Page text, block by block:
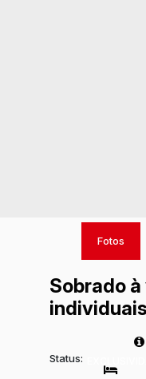
Fotos
Sobrado
Status: